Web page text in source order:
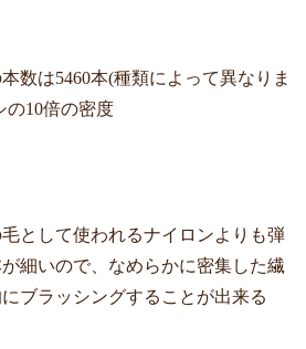
数は5460本(種類によって異なりま
の10倍の密度
として使われるナイロンよりも弾
細いので、 なめらかに密集した繊
ブラッシングするこ とが出来る